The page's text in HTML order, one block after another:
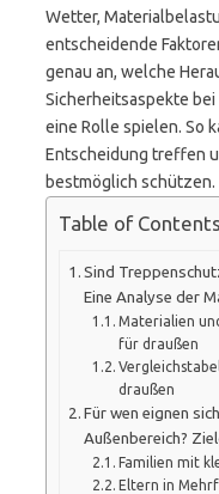
Wetter,
entscheidende
genau an, welche
Sicherheitsaspekte
eine Rolle spielen. So
Entscheidung treffen
bestmöglich schützen.
Table of Contents
Sind
Eine Analyse der
Materialien
für draußen
draußen
Für wen eignen
Außenbereich?
Familien mit
Eltern in